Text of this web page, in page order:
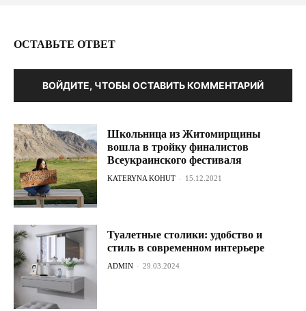
ОСТАВЬТЕ ОТВЕТ
ВОЙДИТЕ, ЧТОБЫ ОСТАВИТЬ КОММЕНТАРИЙ
Школьница из Житомирщины
вошла в тройку финалистов
Всеукраинского фестиваля
KATERYNA KOHUT - 15.12.2021
Туалетные столики: удобство и
стиль в современном интерьере
ADMIN - 29.03.2024